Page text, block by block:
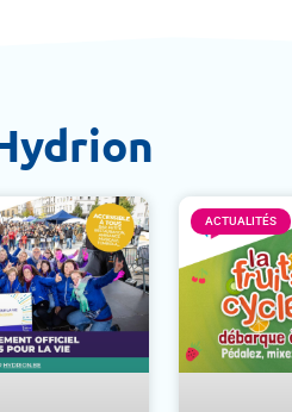
ACTUALITÉS